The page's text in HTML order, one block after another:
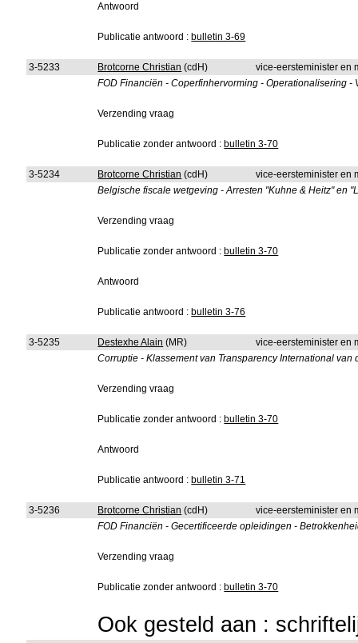
Antwoord
Publicatie antwoord : bulletin 3-69
3-5233 Brotcorne Christian (cdH)
vice-eersteminister en
FOD Financiën - Coperfinhervorming - Operationalisering
Verzending vraag
Publicatie zonder antwoord : bulletin 3-70
3-5234 Brotcorne Christian (cdH)
vice-eersteminister en
Belgische fiscale wetgeving - Arresten "Kuhne & Heitz" en
Verzending vraag
Publicatie zonder antwoord : bulletin 3-70
Antwoord
Publicatie antwoord : bulletin 3-76
3-5235 Destexhe Alain (MR)
vice-eersteminister en
Corruptie - Klassement van Transparency International
Verzending vraag
Publicatie zonder antwoord : bulletin 3-70
Antwoord
Publicatie antwoord : bulletin 3-71
3-5236 Brotcorne Christian (cdH)
vice-eersteminister en
FOD Financiën - Gecertificeerde opleidingen -
Verzending vraag
Publicatie zonder antwoord : bulletin 3-70
Ook gesteld aan :